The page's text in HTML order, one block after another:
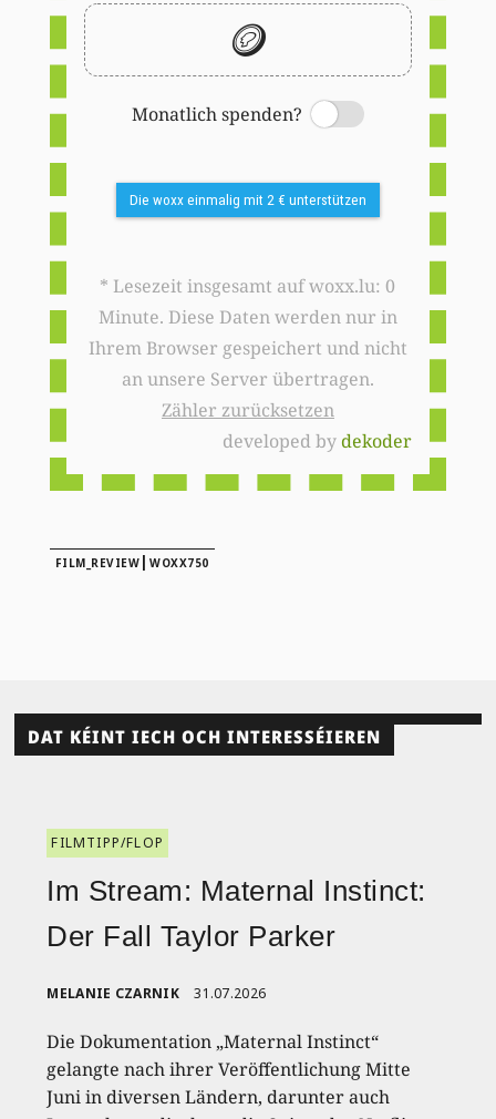
🪙
Monatlich spenden?
Switch
Die woxx einmalig mit 2 € unterstützen
* Lesezeit insgesamt auf woxx.lu: 0
Minute. Diese Daten werden nur in
Ihrem Browser gespeichert und nicht
an unsere Server übertragen.
Zähler zurücksetzen
developed bydekoder
FILM_REVIEW |WOXX750
DAT KÉINT IECH OCH INTERESSÉIEREN
FILMTIPP/FLOP
Im Stream: Maternal Instinct:
Der Fall Taylor Parker
MELANIE CZARNIK 31.07.2026
Die Dokumentation „Maternal Instinct“
gelangte nach ihrer Veröffentlichung Mitte
Juni in diversen Ländern, darunter auch